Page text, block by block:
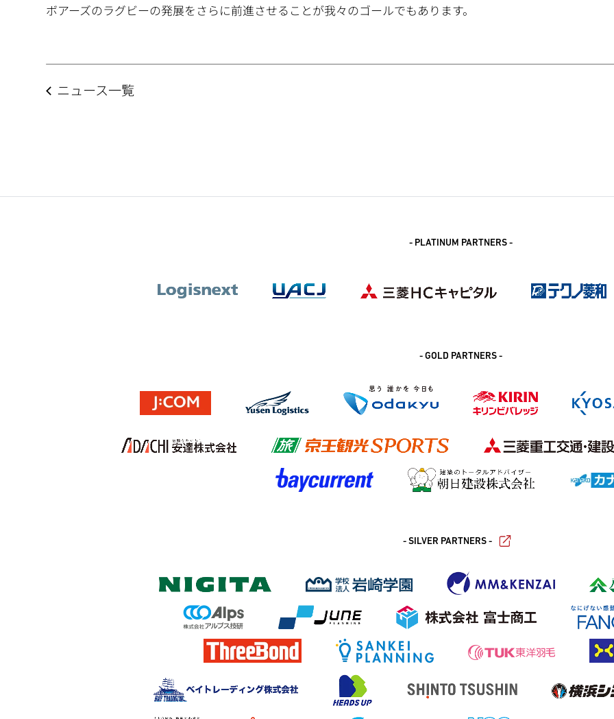
ボアーズのラグビーの発展をさらに前進させることが我々のゴールでもあります。
ニュース一覧
- PLATINUM PARTNERS -
- GOLD PARTNERS -
- SILVER PARTNERS -